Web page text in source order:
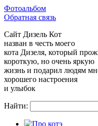
Фотоальбом
Обратная связь
Сайт Дизель Кот
назван в честь моего
кота Дизеля, который
короткую, но очень яркую
жизнь и подарил людям
хорошего настроения
и улыбок
Найти: